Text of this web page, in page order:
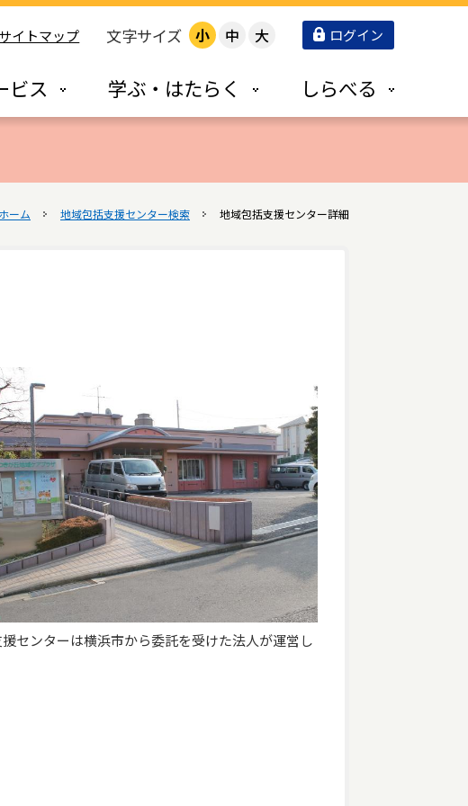
イトマップ 文字サイズ 小 中 大 ログイン
ビス 学ぶ・はたらく しらべる
ホーム 地域包括支援センター検索 地域包括支援センター詳細
センターは横浜市から委託を受けた法人が運営し